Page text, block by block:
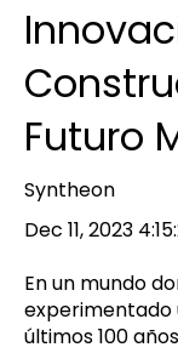
Futuro
Syntheon
Dec 11, 2023
En un mundo
experimentado
últimos 100